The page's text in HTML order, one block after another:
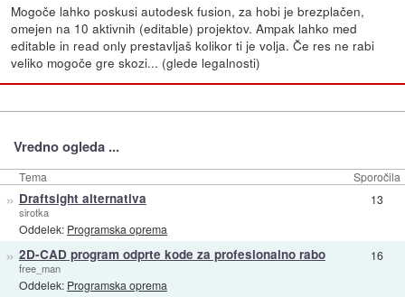
Mogoče lahko poskusi autodesk fusion, za hobi je brezplačen,
omejen na 10 aktivnih (editable) projektov. Ampak lahko med
editable in read only prestavljaš kolikor ti je volja. Če res ne rabi
veliko mogoče gre skozi... (glede legalnosti)
Vredno ogleda ...
Tema Sporočila
» Draftsight alternativa
sirotka
Oddelek: Programska oprema
13
» 2D-CAD program odprte kode za profesionalno rabo
free_man
Oddelek: Programska oprema
16